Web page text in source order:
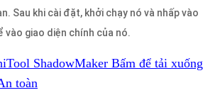
Sau khi cài đặt, khởi chạy nó và nhấp vào
vào giao diện chính của nó.
ShadowMaker Bấm để tải xuống
toàn